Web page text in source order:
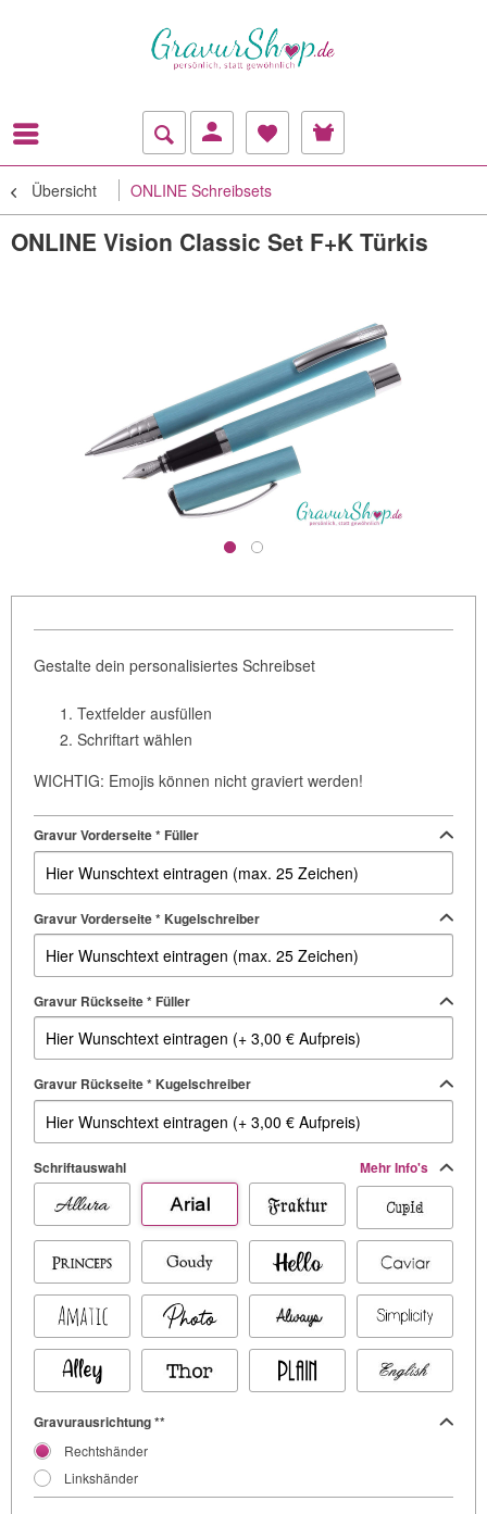
Übersicht ONLINE Schreibsets
ONLINE Vision Classic Set F+K Türkis
Gestalte dein personalisiertes Schreibset
Textfelder ausfüllen
Schriftart wählen
WICHTIG: Emojis können nicht graviert werden!
Gravur Vorderseite * Füller
Gravur Vorderseite * Kugelschreiber
Gravur Rückseite * Füller
Gravur Rückseite * Kugelschreiber
Schriftauswahl Mehr Info's
Gravurausrichtung **
Rechtshänder
Linkshänder